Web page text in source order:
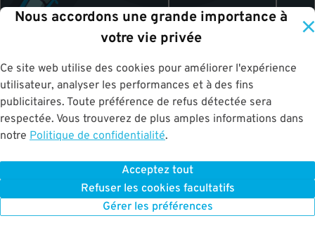
Nous accordons une grande importance à
votre vie privée
Ce site web utilise des cookies pour améliorer l'expérience
utilisateur, analyser les performances et à des fins
publicitaires. Toute préférence de refus détectée sera
respectée. Vous trouverez de plus amples informations dans
notre Politique de confidentialité.
Acceptez tout
Refuser les cookies facultatifs
Gérer les préférences
CANADA
HAUT
Tous les droits sont réservés.
Terms of Use for Motorists| Privacy Policy|ALPR Policy
Your Privacy Choices